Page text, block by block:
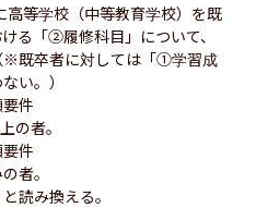
高等学校（中等教育学校）を既
る「②履修科目」について、
※既卒者に対しては「①学習成
い。）
件
の者。
件
者。
読み換える。